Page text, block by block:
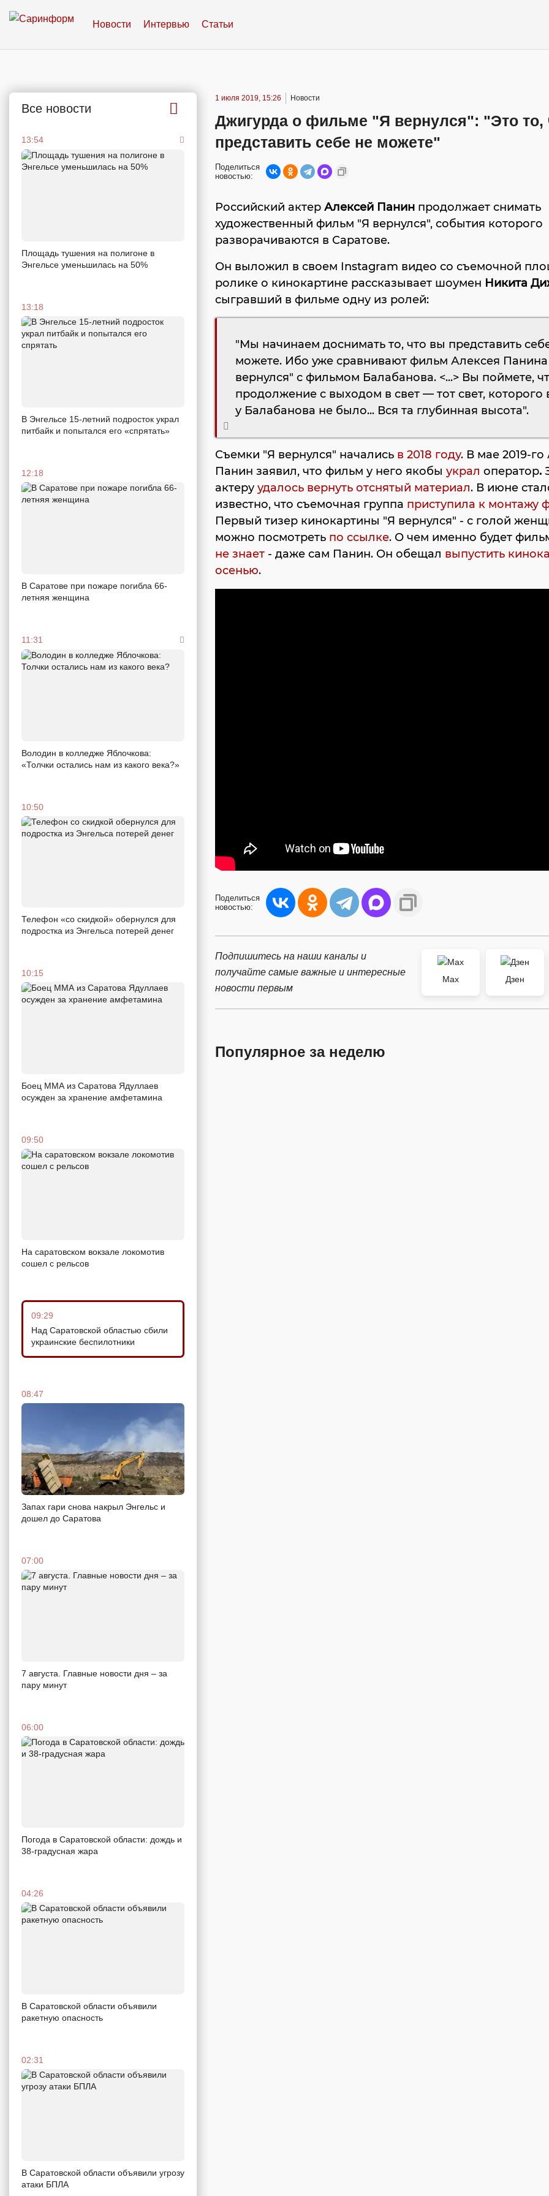
Новости Интервью Статьи
Все новости
13:54
Площадь тушения на полигоне в
Энгельсе уменьшилась на 50%
13:18
В Энгельсе 15-летний подросток украл
питбайк и попытался его «спрятать»
12:18
В Саратове при пожаре погибла 66-
летняя женщина
11:31
Володин в колледже Яблочкова:
«Толчки остались нам из какого века?»
10:50
Телефон «со скидкой» обернулся для
подростка из Энгельса потерей денег
10:15
Боец ММА из Саратова Ядуллаев
осужден за хранение амфетамина
09:50
На саратовском вокзале локомотив
сошел с рельсов
09:29
Над Саратовской областью сбили
украинские беспилотники
08:47
Запах гари снова накрыл Энгельс и
дошел до Саратова
07:00
7 августа. Главные новости дня – за
пару минут
06:00
Погода в Саратовской области: дождь и
38-градусная жара
04:26
В Саратовской области объявили
ракетную опасность
02:31
В Саратовской области объявили угрозу
атаки БПЛА
1 июля 2019, 15:26 Новости
Джигурда о фильме "Я вернулся": "Это то,
представить себе не можете"
Поделиться
новостью:
Российский актер Алексей Панин продолжает снимать
художественный фильм "Я вернулся", события которого
разворачиваются в Саратове.
Он выложил в своем Instagram видео со съемочной
ролике о кинокартине рассказывает шоумен Никита
сыгравший в фильме одну из ролей:
"Мы начинаем доснимать то, что вы представить
можете. Ибо уже сравнивают фильм Алексея
вернулся" с фильмом Балабанова. <...> Вы поймете,
продолжение с выходом в свет — тот свет, которого
у Балабанова не было... Вся та глубинная высота".
Съемки "Я вернулся" начались в 2018 году. В мае 2019-го
Панин заявил, что фильм у него якобы украл оператор.
актеру удалось вернуть отснятый материал. В июне
известно, что съемочная группа приступила к монтажу
Первый тизер кинокартины "Я вернулся" - с голой
можно посмотреть по ссылке. О чем именно будет
не знает - даже сам Панин. Он обещал выпустить
осенью.
Поделиться
новостью:
Подпишитесь на наши каналы и
получайте самые важные и интересные
новости первым
Max Дзен
Популярное за неделю